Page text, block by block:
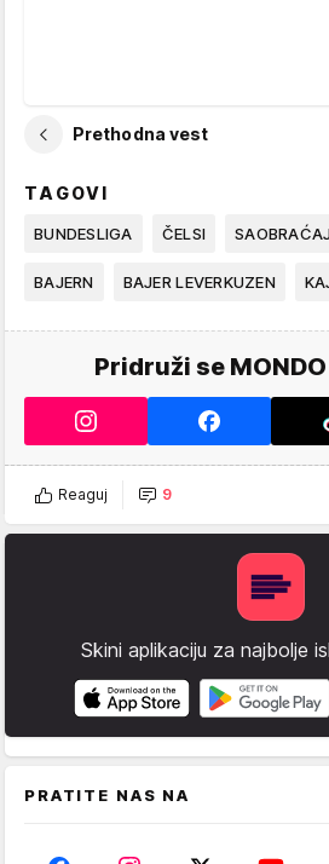
Prethodna vest
TAGOVI
BUNDESLIGA ČELSI
BAJERN BAJER LEVERKUZEN
Pridruži se
Reaguj 9
Skini aplikaciju za najbolje
PRATITE NAS NA